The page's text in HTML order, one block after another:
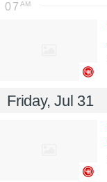
07
Friday, Jul 31